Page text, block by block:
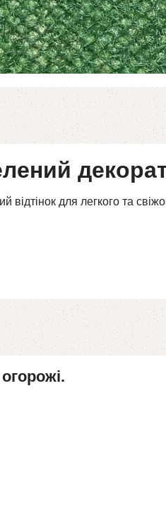
відтінок для легкого та